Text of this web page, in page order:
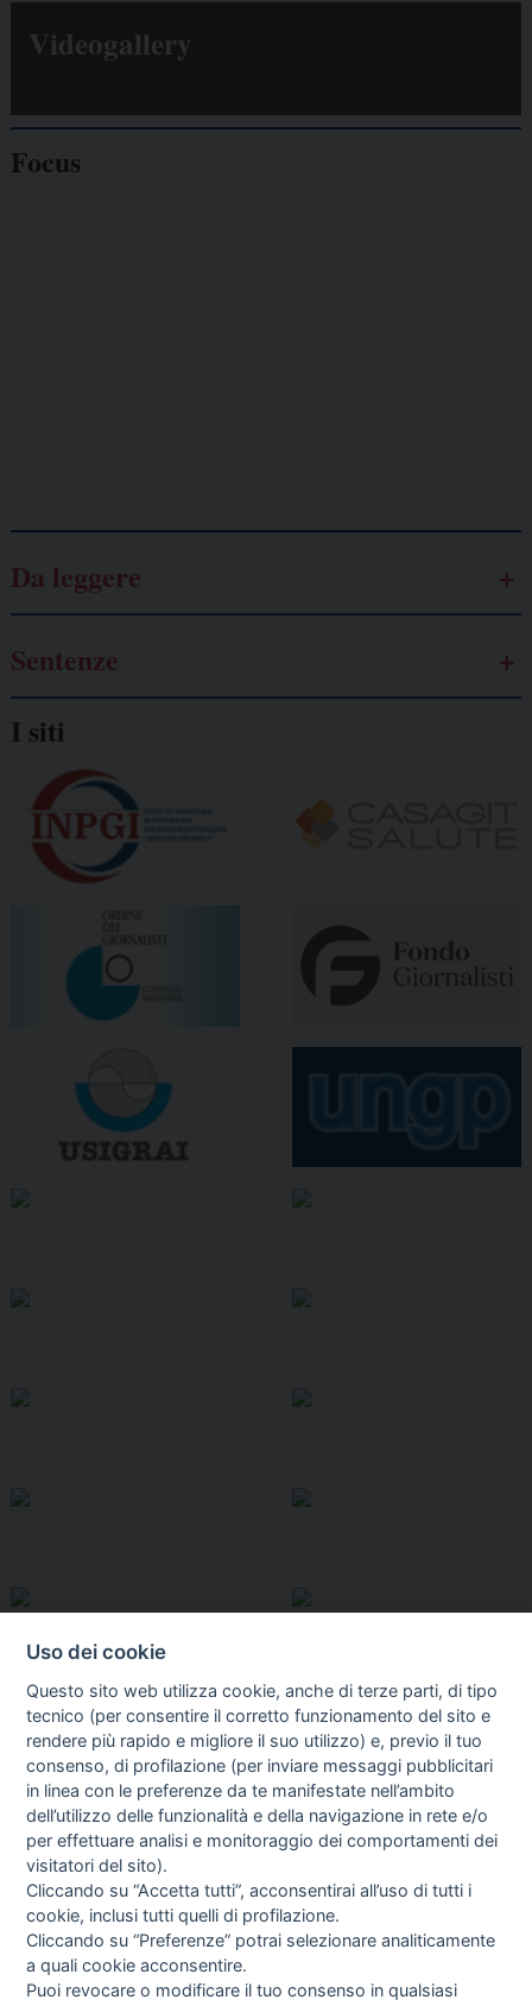
Videogallery
Focus
Da leggere
Sentenze
I siti
I libri Vedi tutti
Uso dei cookie
Questo sito web utilizza cookie, anche di terze parti, di tipo
tecnico (per consentire il corretto funzionamento del sito e
rendere più rapido e migliore il suo utilizzo) e, previo il tuo
consenso, di profilazione (per inviare messaggi pubblicitari
in linea con le preferenze da te manifestate nell’ambito
dell’utilizzo delle funzionalità e della navigazione in rete e/o
per effettuare analisi e monitoraggio dei comportamenti dei
visitatori del sito).
Cliccando su “Accetta tutti”, acconsentirai all’uso di tutti i
cookie, inclusi tutti quelli di profilazione.
Cliccando su “Preferenze” potrai selezionare analiticamente
a quali cookie acconsentire.
Puoi revocare o modificare il tuo consenso in qualsiasi